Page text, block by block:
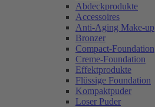
Abdeckprodukte
Accessoires
Anti-Aging Make-up
Bronzer
Compact-Foundation
Creme-Foundation
Effektprodukte
Flüssige Foundation
Kompaktpuder
Loser Puder